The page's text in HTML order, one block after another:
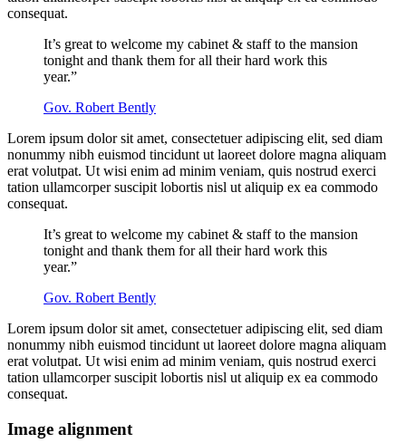
consequat.
It’s great to welcome my cabinet & staff to the mansion
tonight and thank them for all their hard work this
year.”
Gov. Robert Bently
Lorem ipsum dolor sit amet, consectetuer adipiscing elit, sed diam
nonummy nibh euismod tincidunt ut laoreet dolore magna aliquam
erat volutpat. Ut wisi enim ad minim veniam, quis nostrud exerci
tation ullamcorper suscipit lobortis nisl ut aliquip ex ea commodo
consequat.
It’s great to welcome my cabinet & staff to the mansion
tonight and thank them for all their hard work this
year.”
Gov. Robert Bently
Lorem ipsum dolor sit amet, consectetuer adipiscing elit, sed diam
nonummy nibh euismod tincidunt ut laoreet dolore magna aliquam
erat volutpat. Ut wisi enim ad minim veniam, quis nostrud exerci
tation ullamcorper suscipit lobortis nisl ut aliquip ex ea commodo
consequat.
Image alignment